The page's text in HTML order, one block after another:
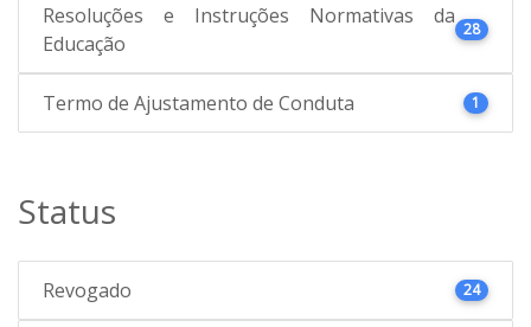
Resoluções e Instruções Normativas da
Educação
28
Termo de Ajustamento de Conduta 1
Status
Revogado 24